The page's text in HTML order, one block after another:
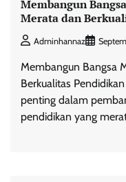
Membangun
Merata dan
Adminhannaz
Membangun Bangsa
Berkualitas
penting dalam
pendidikan yang